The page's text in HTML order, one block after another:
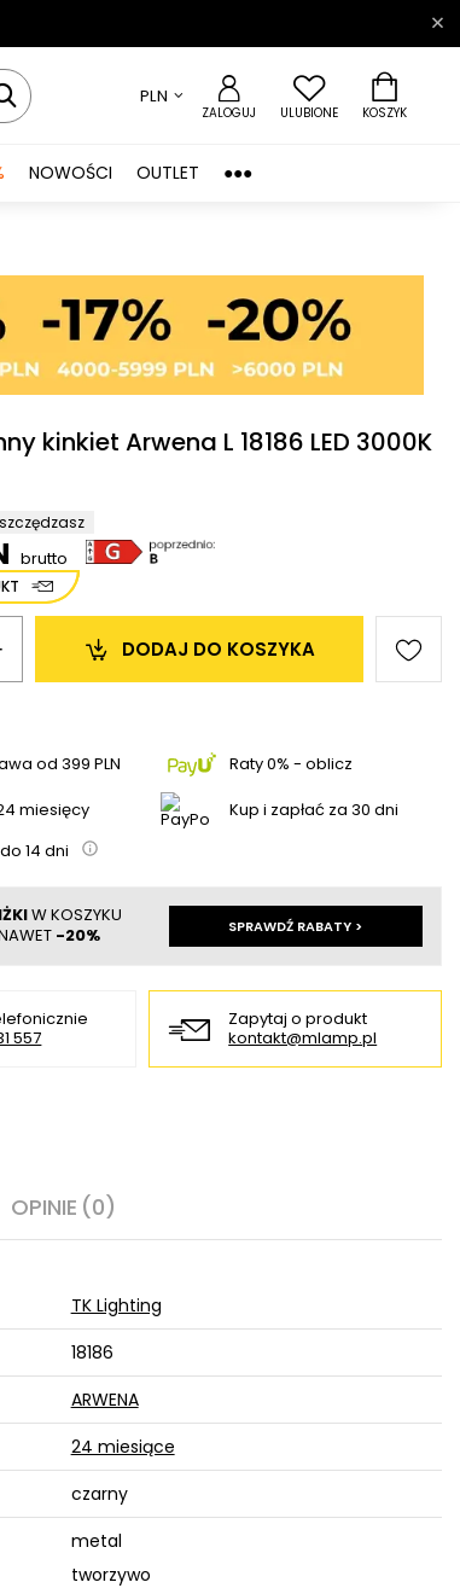
PLN
ZALOGUJ ULUBIONE KOSZYK
NOWOŚCI OUTLET ●●●
kinkiet Arwena L 18186 LED 3000K
brutto
DO KOSZYKA
od399 PLN
Raty 0% - oblicz
miesięcy
Kup i zapłać za 30 dni
14 dni
W KOSZYKU
-20% SPRAWDŹ RABATY >
557
Zapytaj o produkt
kontakt@mlamp.pl
OPINIE (0)
TK Lighting
18186
ARWENA
24 miesiące
czarny
metal
tworzywo